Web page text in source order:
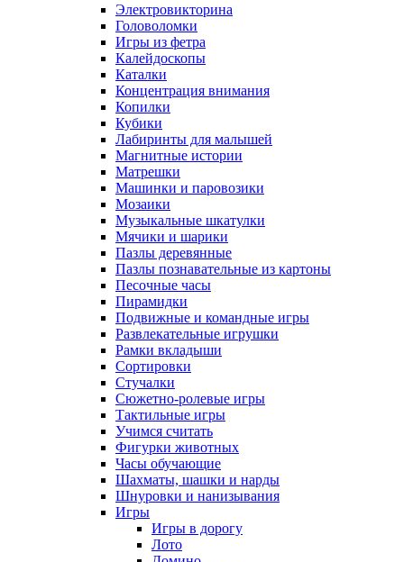
Электровикторина
Головоломки
Игры из фетра
Калейдоскопы
Каталки
Концентрация внимания
Копилки
Кубики
Лабиринты для малышей
Магнитные истории
Матрешки
Машинки и паровозики
Мозаики
Музыкальные шкатулки
Мячики и шарики
Пазлы деревянные
Пазлы познавательные из картоны
Песочные часы
Пирамидки
Подвижные и командные игры
Развлекательные игрушки
Рамки вкладыши
Сортировки
Стучалки
Сюжетно-ролевые игры
Тактильные игры
Учимся считать
Фигурки животных
Часы обучающие
Шахматы, шашки и нарды
Шнуровки и нанизывания
Игры
Игры в дорогу
Лото